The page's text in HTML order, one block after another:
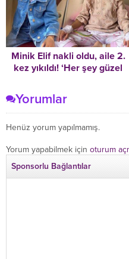
Minik Elif nakli oldu, aile 2.
kez yıkıldı! ‘Her şey güzel
yaşadık’
Yorumlar
Henüz yorum yapılmamış.
Yorum yapabilmek için oturum
Sponsorlu Bağlantılar